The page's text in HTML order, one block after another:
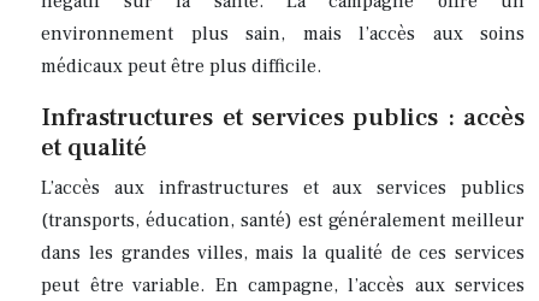
environnement plus sain, mais l’accès aux soins
médicaux peut être plus difficile.
Infrastructures et services publics : accès
et qualité
L’accès aux infrastructures et aux services publics
(transports, éducation, santé) est généralement meilleur
dans les grandes villes, mais la qualité de ces services
peut être variable. En campagne, l’accès aux services